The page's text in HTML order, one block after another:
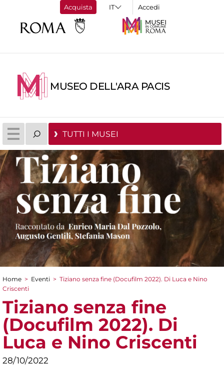
Acquista Accedi
MUSEO DELL'ARA PACIS
TUTTI I MUSEI
Tu sei qui
Home > Eventi > Tiziano senza fine (Docufilm 2022). Di Luca e Nino
Criscenti
Tiziano senza fine
(Docufilm 2022). Di
Luca e Nino Criscenti
28/10/2022